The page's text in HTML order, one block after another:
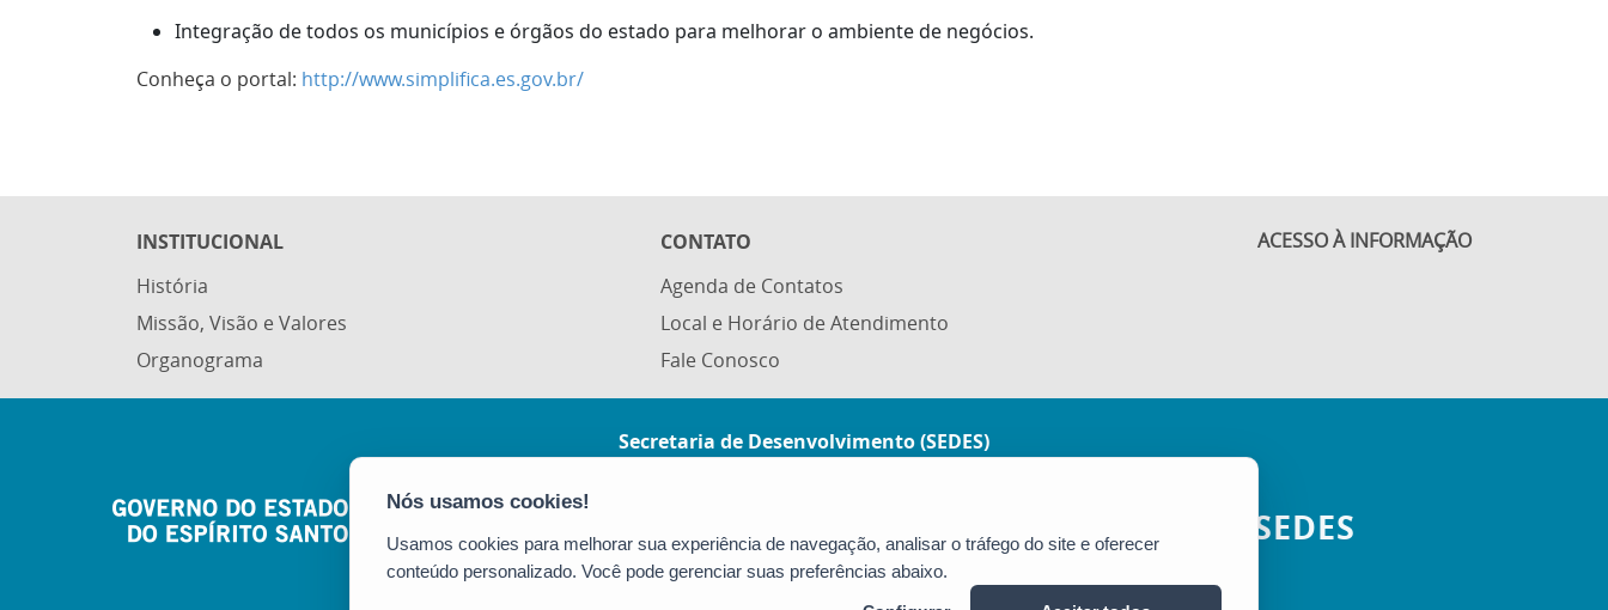
Integração de todos os municípios e órgãos do estado para melhorar o ambiente de negócios.
Conheça o portal: http://www.simplifica.es.gov.br/
INSTITUCIONAL
História
Missão, Visão e Valores
Organograma
CONTATO
Agenda de Contatos
Local e Horário de Atendimento
Fale Conosco
ACESSO À INFORMAÇÃO
Secretaria de Desenvolvimento (SEDES)
CEP: 29050-400 - Vitória / ES
Tel.: (27) 3636-9700
gabinete@sedes.es.gov.br
SEDES
Usamos cookies para melhorar sua experiência de navegação, analisar o tráfego do site e oferecer
conteúdo personalizado. Você pode gerenciar suas preferências abaixo.